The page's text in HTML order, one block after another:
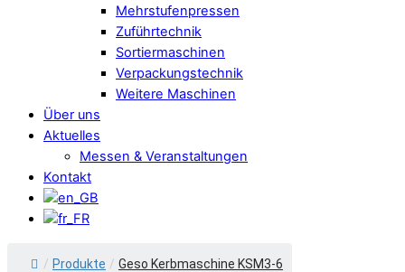
Mehrstufenpressen
Zuführtechnik
Sortiermaschinen
Verpackungstechnik
Weitere Maschinen
Über uns
Aktuelles
Messen & Veranstaltungen
Kontakt
/ Produkte / Geso Kerbmaschine KSM3-6